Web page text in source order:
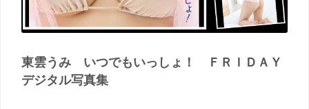
東雲うみ いつでもいっしょ！ ＦＲＩＤＡＹ
デジタル写真集